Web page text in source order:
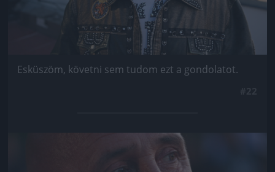
Esküszöm, követni sem tudom ezt a gondolatot.
Jön még kép!